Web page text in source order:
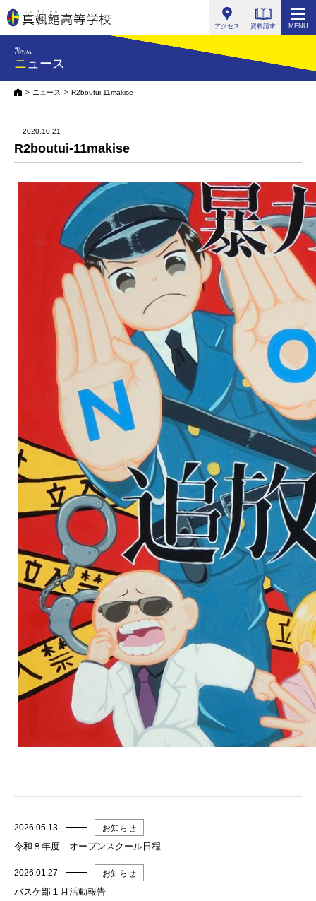
アクセス 資料請求 MENU
News
ニュース
HOMEニュース R2boutui-11makise
2020.10.21
R2boutui-11makise
2026.05.13 お知らせ
令和８年度 オープンスクール日程
2026.01.27 お知らせ
バスケ部１月活動報告